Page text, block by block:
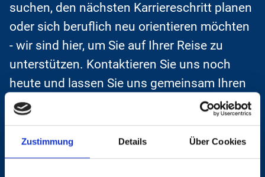
Zustimmung Details Über Cookies
suchen, den nächsten Karriereschritt planen
oder sich beruflich neu orientieren möchten
- wir sind hier, um Sie auf Ihrer Reise zu
unterstützen. Kontaktieren Sie uns noch
heute und lassen Sie uns gemeinsam Ihren
beruflichen Erfolg vorantreiben!
Unterstützung bei der Vorbereitung